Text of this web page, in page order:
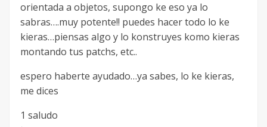
orientada a objetos, supongo ke eso ya lo
sabras….muy potente!! puedes hacer todo lo ke
kieras…piensas algo y lo konstruyes komo kieras
montando tus patchs, etc..
espero haberte ayudado…ya sabes, lo ke kieras,
me dices
1 saludo